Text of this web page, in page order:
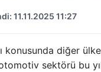
11.11.2025 11:27
diğer
sektörü bu